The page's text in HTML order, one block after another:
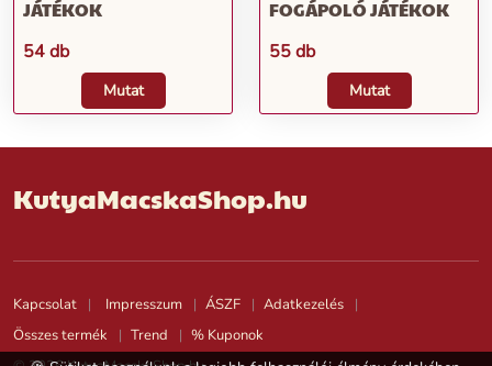
JÁTÉKOK
54 db
Mutat
FOGÁPOLÓ JÁTÉKOK
55 db
Mutat
KutyaMacskaShop.hu
Kapcsolat Impresszum ÁSZF
Adatkezelés
Összes termék
Trend
% Kuponok